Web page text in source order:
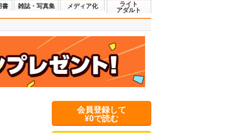
書 雑誌・写真集 メディア化
ライト
アダルト
会員登録して
¥0で読む